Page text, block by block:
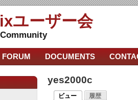
ユーザー会
yes2000c
ビュー 履歴
FORUM DOCUMENTS